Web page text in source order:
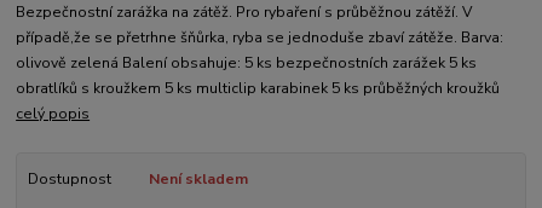
Bezpečnostní zarážka na zátěž. Pro rybaření s průběžnou zátěží. V
případě,že se přetrhne šňůrka, ryba se jednoduše zbaví zátěže. Barva:
olivově zelená Balení obsahuje: 5 ks bezpečnostních zarážek 5 ks
obratlíků s kroužkem 5 ks multiclip karabinek 5 ks průběžných kroužků
celý popis
Dostupnost Není skladem